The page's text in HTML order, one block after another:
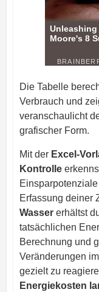
Die Tabelle
Verbrauch und
veranschaulicht
grafischer Form.
Mit der Excel-
Kontrolle
Erfassung deiner
Wassererhältst
tatsächlichen
Berechnung und
Veränderungen
gezielt zu
Energiekosten